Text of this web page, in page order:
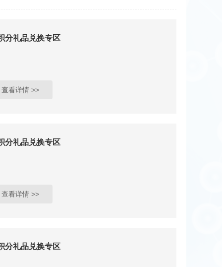
分礼品兑换专区
查看详情 >>
分礼品兑换专区
查看详情 >>
分礼品兑换专区